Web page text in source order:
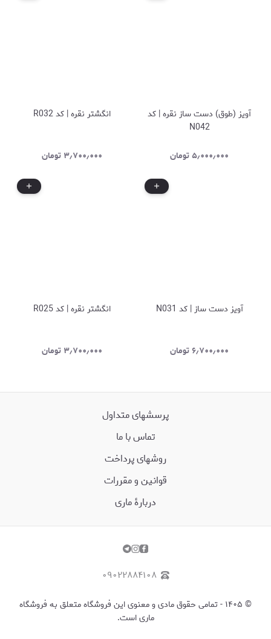
آویز (طوق) دست ساز نقره | کد
N042
۵٫۰۰۰٫۰۰۰تومان
انگشتر نقره | کد R032
۳٫۷۰۰٫۰۰۰ تومان
آویز دست ساز | کد N031
۶٫۷۰۰٫۰۰۰ تومان
انگشتر نقره | کد R025
۳٫۷۰۰٫۰۰۰ تومان
پرسش‏های متداول
تماس با ما
روشهای پرداخت
قوانین و مقررات
دربارۀ ماری
۰۹۰۲۲۸۸۴۱۰۸
© ۱۴۰۵ -تمامی حقوق مادی و معنوی این فروشگاه متعلق به فروشگاه
ماری است.